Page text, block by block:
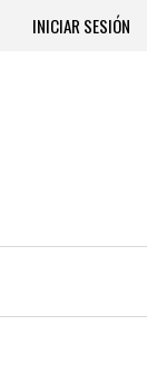
INICIAR SESIÓN